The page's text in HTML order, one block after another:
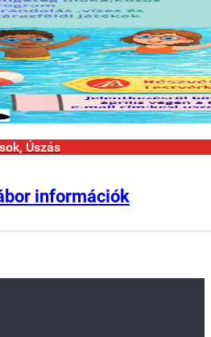
Úszás
információk